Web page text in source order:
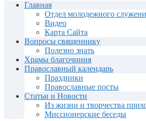
Главная
Отдел молодежного
Видео
Карта Сайта
Вопросы священнику
Полезно знать
Храмы благочиния
Православный календарь
Праздники
Православные посты
Статьи и Новости
Из жизни и творчества
Миссионерские беседы